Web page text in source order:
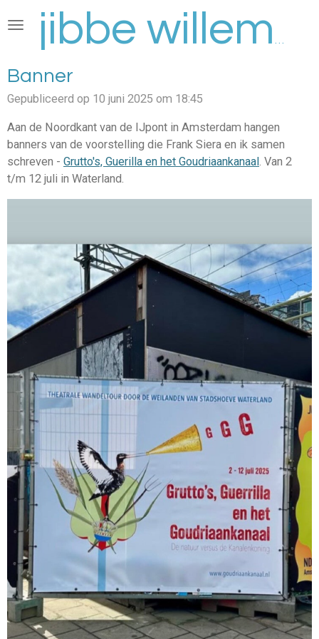
direct
de
hoofdinhoud
Banner
Gepubliceerd op 10 juni 2025 om 18:45
Aan de Noordkant van de IJpont in Amsterdam hangen
banners van de voorstelling die Frank Siera en ik samen
schreven - Grutto's, Guerilla en het Goudriaankanaal. Van 2
t/m 12 juli in Waterland.